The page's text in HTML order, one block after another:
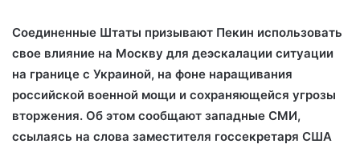
Соединенные Штаты призывают Пекин использовать
свое влияние на Москву для деэскалации ситуации
на границе с Украиной, на фоне наращивания
российской военной мощи и сохраняющейся угрозы
вторжения. Об этом сообщают западные СМИ,
ссылаясь на слова заместителя госсекретаря США